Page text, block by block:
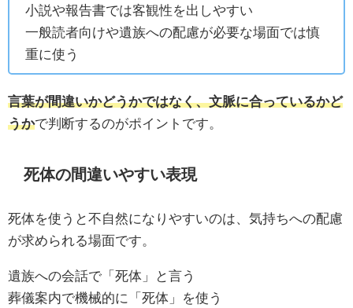
小説や報告書では客観性を出しやすい
一般読者向けや遺族への配慮が必要な場面では慎
重に使う
言葉が間違いかどうかではなく、文脈に合っているかど
うかで判断するのがポイントです。
死体の間違いやすい表現
死体を使うと不自然になりやすいのは、気持ちへの配慮
が求められる場面です。
遺族への会話で「死体」と言う
葬儀案内で機械的に「死体」を使う